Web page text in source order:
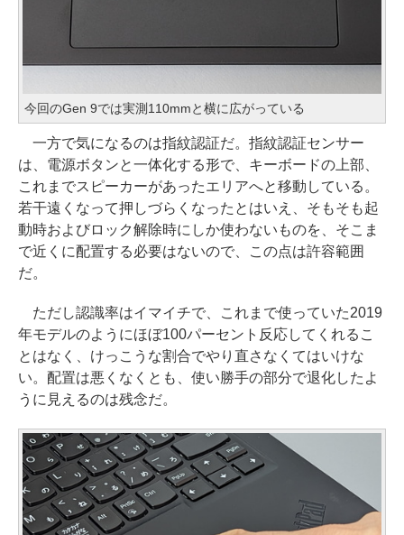
今回のGen 9では実測110mmと横に広がっている
一方で気になるのは指紋認証だ。指紋認証センサー
は、電源ボタンと一体化する形で、キーボードの上部、
これまでスピーカーがあったエリアへと移動している。
若干遠くなって押しづらくなったとはいえ、そもそも起
動時およびロック解除時にしか使わないものを、そこま
で近くに配置する必要はないので、この点は許容範囲
だ。
ただし認識率はイマイチで、これまで使っていた2019
年モデルのようにほぼ100パーセント反応してくれるこ
とはなく、けっこうな割合でやり直さなくてはいけな
い。配置は悪くなくとも、使い勝手の部分で退化したよ
うに見えるのは残念だ。